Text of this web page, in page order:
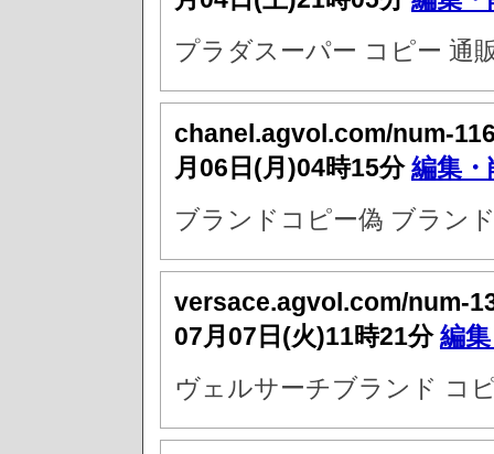
プラダスーパー コピー 通
chanel.agvol.com/num-
月06日(月)04時15分編集・
ブランドコピー偽 ブラン
versace.agvol.com/num-
07月07日(火)11時21分編
ヴェルサーチブランド コ